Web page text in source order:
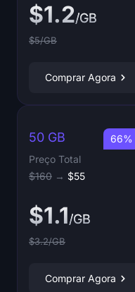
$1.2/GB
$5/GB
Comprar Agora
66%
50 GB
Preço Total
$160 → $55
$1.1/GB
$3.2/GB
Comprar Agora